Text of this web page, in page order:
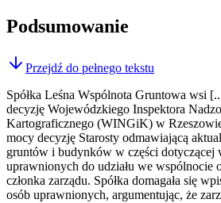
Podsumowanie
Przejdź do pełnego tekstu
Spółka Leśna Wspólnota Gruntowa wsi
decyzję Wojewódzkiego Inspektora
Kartograficznego (WINGiK) w
mocy decyzję Starosty odmawiającą
gruntów i budynków w części dotyczącej
uprawnionych do udziału we wspólnocie
członka zarządu. Spółka domagała się
osób uprawnionych, argumentując, że